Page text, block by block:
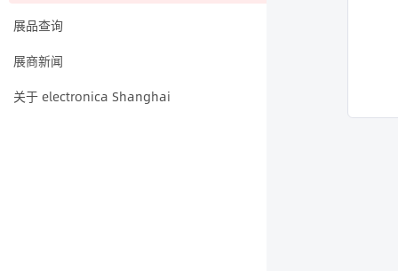
展品查询
展商新闻
关于 electronica Shanghai